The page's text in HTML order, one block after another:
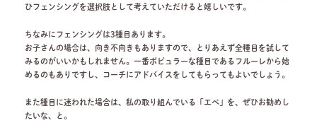
ひフェンシングを選択肢として考えていただけると嬉しいです。
ちなみにフェンシングは3種目あります。
お子さんの場合は、向き不向きもありますので、とりあえず全種目を試して
みるのがいいかもしれません。一番ポピュラーな種目であるフルーレから始
めるのもありですし、コーチにアドバイスをしてもらってもよいでしょう。
また種目に迷われた場合は、私の取り組んでいる「エペ」を、ぜひお勧めし
たいな、と。